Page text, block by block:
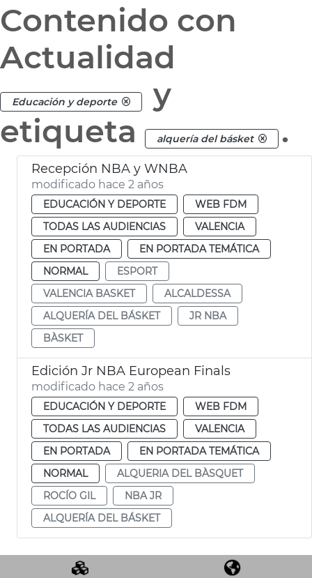
Contenido con
Actualidad
Educación y deporte
y
etiqueta
alquería del básket .
Recepción NBA y WNBA
modificado hace 2 años
EDUCACIÓN Y DEPORTE
WEB FDM
TODAS LAS AUDIENCIAS
VALENCIA
EN PORTADA
EN PORTADA TEMÁTICA
NORMAL
ESPORT
VALENCIA BASKET
ALCALDESSA
ALQUERÍA DEL BÁSKET
JR NBA
BÀSKET
Edición Jr NBA European Finals
modificado hace 2 años
EDUCACIÓN Y DEPORTE
WEB FDM
TODAS LAS AUDIENCIAS
VALENCIA
EN PORTADA
EN PORTADA TEMÁTICA
NORMAL
ALQUERIA DEL BÀSQUET
ROCÍO GIL
NBA JR
ALQUERÍA DEL BÁSKET